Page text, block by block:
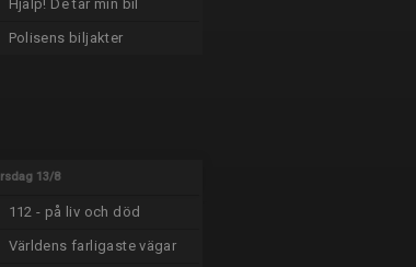
Hjälp! De tar min bil
Polisens biljakter
13/8
112 - på liv och död
Världens farligaste vägar